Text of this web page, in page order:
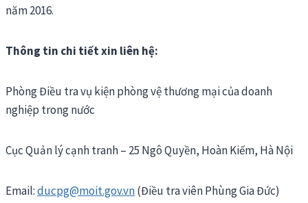
năm 2016.
Thông tin chi tiết xin liên hệ:
Phòng Điều tra vụ kiện phòng vệ thương mại của doanh
nghiệp trong nước
Cục Quản lý cạnh tranh – 25 Ngô Quyền, Hoàn Kiếm, Hà Nội
Email:ducpg@moit.gov.vn(Điều tra viên Phùng Gia Đức)